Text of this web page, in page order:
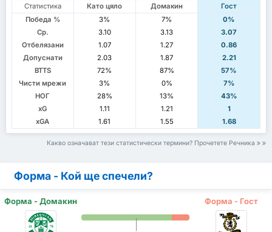
Статистика Като цяло Домакин
Гост
Победа %
3% 7%
0%
Ср.
3.10 3.13
3.07
Отбелязани
1.07 1.27
0.86
Допуснати
2.03 1.87
2.21
BTTS
72% 87%
57%
Чисти мрежи
3% 0%
7%
НОГ
28% 13%
43%
xG
1.11 1.21
1
xGA
1.61 1.55 1.68
Какво означават тези статистически термини? Прочетете Речника
Форма - Кой ще спечели?
Форма - Домакин Форма - Гост